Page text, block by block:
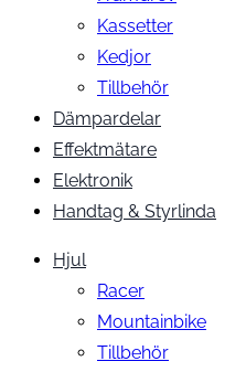
Kassetter
Kedjor
Tillbehör
Dämpardelar
Effektmätare
Elektronik
Handtag & Styrlinda
Hjul
Racer
Mountainbike
Tillbehör